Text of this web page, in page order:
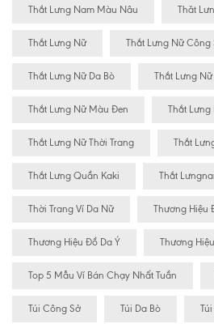
Thắt Lưng Nam Màu Nâu Thăt
Thắt Lưng Nữ Thắt Lưng Nữ Công
Thắt Lưng Nữ Da Bò Thắt Lưng
Thắt Lưng Nữ Màu Đen Thắt
Thắt Lưng Nữ Thời Trang Thắt
Thắt Lưng Quần Kaki Thắt
Thời Trang Ví Da Nữ Thương Hiệu
Thương Hiệu Đồ Da Ý Thương
Top 5 Mẫu Ví Bán Chạy Nhất Tuần
Túi Công Sở Túi Da Bò